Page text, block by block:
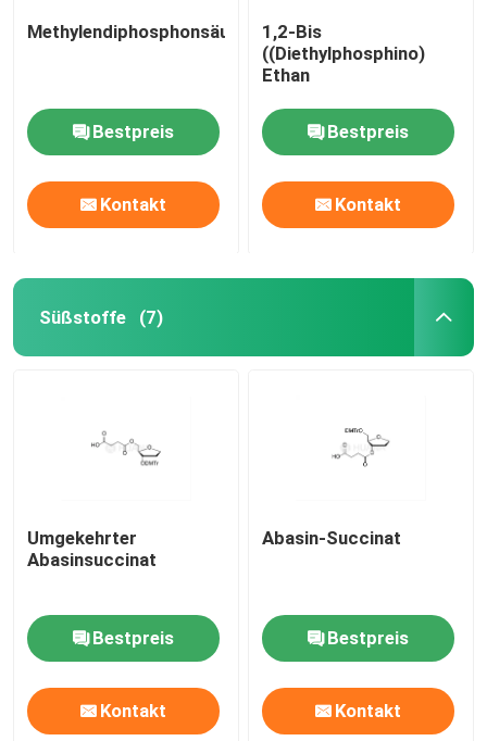
Methylendiphosphonsäure
Bestpreis
Kontakt
1,2-Bis
((Diethylphosphino)
Ethan
Bestpreis
Kontakt
Süßstoffe (7)
Umgekehrter
Abasinsuccinat
Bestpreis
Kontakt
Abasin-Succinat
Bestpreis
Kontakt